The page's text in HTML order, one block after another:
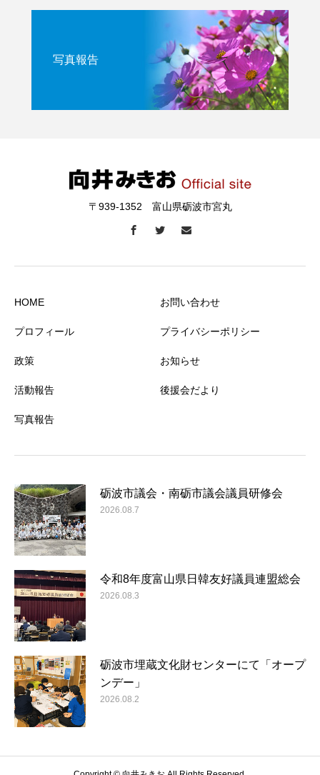
写真報告
〒939-1352 富山県砺波市宮丸
HOME
プロフィール
政策
活動報告
写真報告
お問い合わせ
プライバシーポリシー
お知らせ
後援会だより
砺波市議会・南砺市議会議員研修会
2026.08.7
令和8年度富山県日韓友好議員連盟総会
2026.08.3
砺波市埋蔵文化財センターにて「オープ
ンデー」
2026.08.2